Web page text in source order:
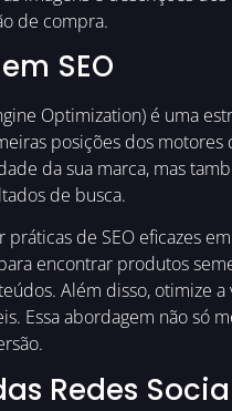
de compra.
SEO
Optimization) é uma
posições dos
da sua marca, mas
de busca.
práticas de SEO eficazes
encontrar produtos
Além disso, otimize
Essa abordagem não só
Redes